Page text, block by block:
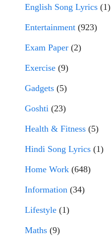
English Song Lyrics (1)
Entertainment (923)
Exam Paper (2)
Exercise (9)
Gadgets (5)
Goshti (23)
Health & Fitness (5)
Hindi Song Lyrics (1)
Home Work (648)
Information (34)
Lifestyle (1)
Maths (9)